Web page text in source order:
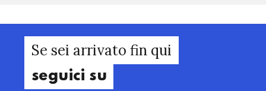
Se sei arrivato fin qui
seguici su